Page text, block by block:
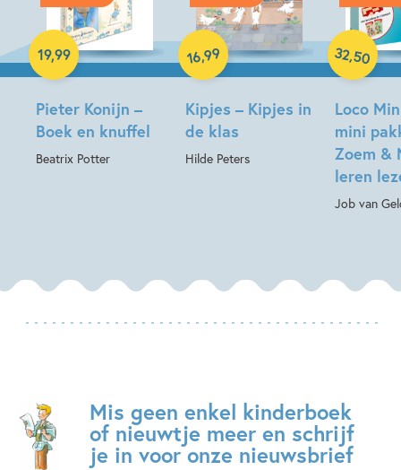
Pieter Konijn –
Boek en knuffel
Beatrix Potter
19,99
Hardcover
Kipjes – Kipjes in
de klas
Hilde Peters
16,99
Hardcover
Loco
mini
Zoem &
leren
Job van
32,50
Paperback
Mis geen enkel kinderboek
of nieuwtje meer en schrijf
je in voor onze nieuwsbrief